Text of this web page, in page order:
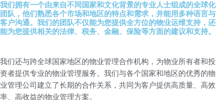
我们拥有一个由来自不同国家和文化背景的专业人士组成的全球化
团队，他们熟悉各个市场和地区的特点和需求，并能用多种语言与
客户沟通。我们的团队不仅能为您提供全方位的物业运维支持，还
能为您提供相关的法律、税务、金融、保险等方面的建议和支持。
我们还与跨全球国家地区的物业管理合作机构，为物业所有者和投
资者提供专业的物业管理服务。我们与各个国家和地区的优秀的物
业管理公司建立了长期的合作关系，共同为客户提供高质量、高效
率、高收益的物业管理方案。